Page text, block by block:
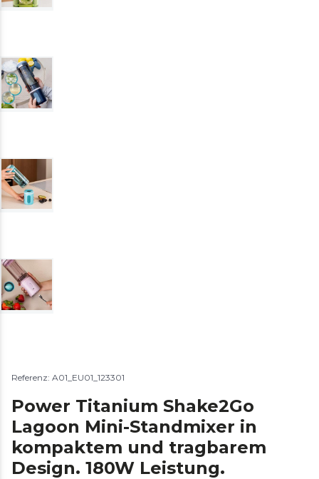
Referenz: A01_EU01_123301
Power Titanium Shake2Go
Lagoon Mini-Standmixer in
kompaktem und tragbarem
Design. 180W Leistung.